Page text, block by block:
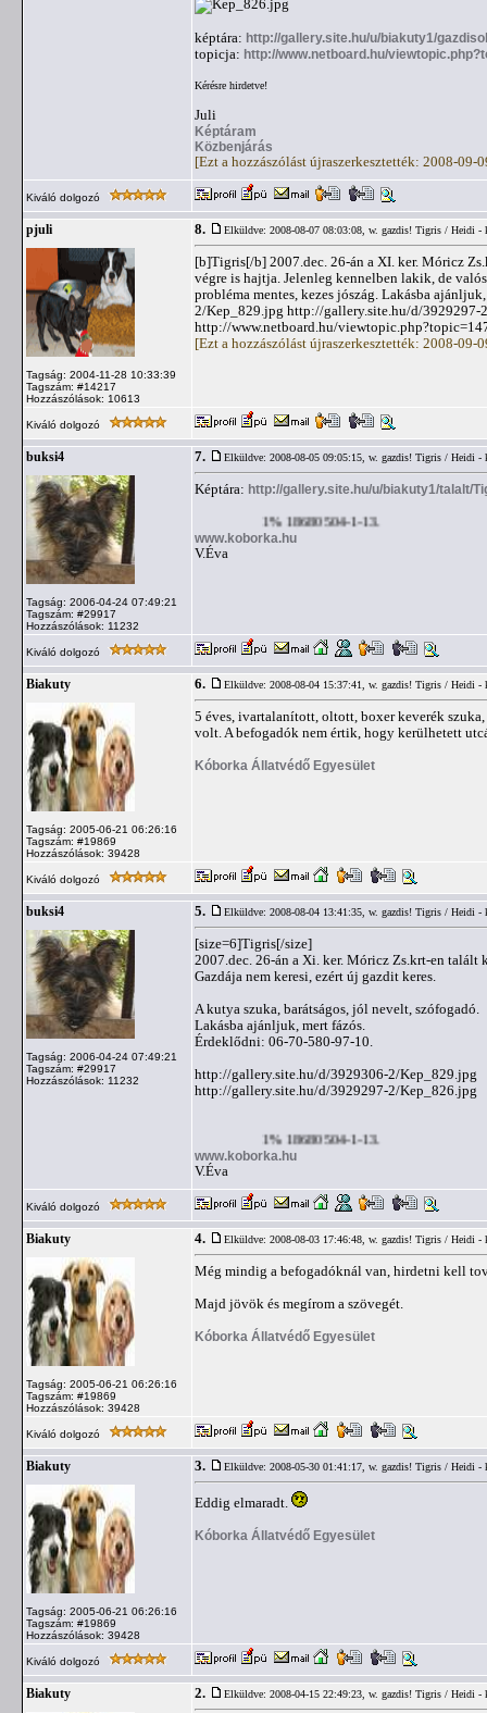
képtára: http://gallery.site.hu/u/biakuty1/
topicja: http://www.netboard.hu/
Kérésre hirdetve!
Juli
Képtáram
Közbenjárás
[Ezt a hozzászólást újraszerkesztették: 2008-09-
Kiváló dolgozó
pjuli
Tagság: 2004-11-28 10:33:39
Tagszám: #14217
Hozzászólások: 10613
8. Elküldve: 2008-08-07 08:03:08, w. gazdis! Tigris / Heidi -
[b]Tigris[/b] 2007.dec. 26-án a XI. ker. Móricz
végre is hajtja. Jelenleg kennelben lakik, de
probléma mentes, kezes jószág. Lakásba
2/Kep_829.jpg http://gallery.site.hu/d/
http://www.netboard.hu/
[Ezt a hozzászólást újraszerkesztették: 2008-09-
Kiváló dolgozó
buksi4
Tagság: 2006-04-24 07:49:21
Tagszám: #29917
Hozzászólások: 11232
7. Elküldve: 2008-08-05 09:05:15, w. gazdis! Tigris / Heidi -
Képtára: http://gallery.site.hu/u/biakuty1/talalt/
1% 18680504-1-13.
www.koborka.hu
V.Éva
Kiváló dolgozó
Biakuty
Tagság: 2005-06-21 06:26:16
Tagszám: #19869
Hozzászólások: 39428
6. Elküldve: 2008-08-04 15:37:41, w. gazdis! Tigris / Heidi -
5 éves, ivartalanított, oltott, boxer keverék
volt. A befogadók nem értik, hogy kerülhetett
Kóborka Állatvédő Egyesület
Kiváló dolgozó
buksi4
Tagság: 2006-04-24 07:49:21
Tagszám: #29917
Hozzászólások: 11232
5. Elküldve: 2008-08-04 13:41:35, w. gazdis! Tigris / Heidi -
[size=6]Tigris[/size]
2007.dec. 26-án a Xi. ker. Móricz Zs.krt-en talált
Gazdája nem keresi, ezért új gazdit keres.
A kutya szuka, barátságos, jól nevelt, szófogadó.
Lakásba ajánljuk, mert fázós.
Érdeklődni: 06-70-580-97-10.
http://gallery.site.hu/d/3929306-2/Kep_829.jpg
http://gallery.site.hu/d/3929297-2/Kep_826.jpg
1% 18680504-1-13.
www.koborka.hu
V.Éva
Kiváló dolgozó
Biakuty
Tagság: 2005-06-21 06:26:16
Tagszám: #19869
Hozzászólások: 39428
4. Elküldve: 2008-08-03 17:46:48, w. gazdis! Tigris / Heidi -
Még mindig a befogadóknál van, hirdetni kell
Majd jövök és megírom a szövegét.
Kóborka Állatvédő Egyesület
Kiváló dolgozó
Biakuty
Tagság: 2005-06-21 06:26:16
Tagszám: #19869
Hozzászólások: 39428
3. Elküldve: 2008-05-30 01:41:17, w. gazdis! Tigris / Heidi -
Eddig elmaradt.
Kóborka Állatvédő Egyesület
Kiváló dolgozó
Biakuty 2. Elküldve: 2008-04-15 22:49:23, w. gazdis! Tigris / Heidi -